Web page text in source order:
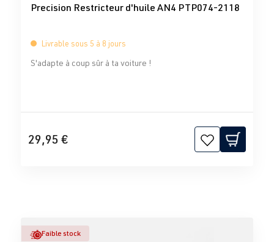
Precision Restricteur d'huile AN4 PTP074-2118
Livrable sous 5 à 8 jours
S'adapte à coup sûr à ta voiture !
29,95 €
Faible stock